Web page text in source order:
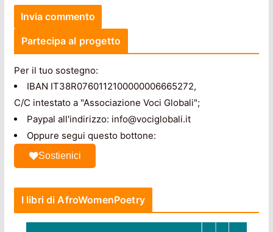
Partecipa al progetto
Per il tuo sostegno:
IBAN IT38R0760112100000006665272,
C/C intestato a "Associazione Voci Globali";
Paypal all'indirizzo: info@vociglobali.it
Oppure segui questo bottone:
Sostienici
I libri di AfroWomenPoetry